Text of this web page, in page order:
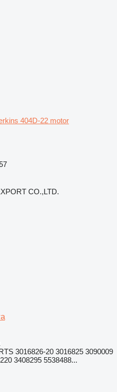
404D-22 motor
CO.,LTD.
3016826-20 3016825 3090009
3408295 5538488...